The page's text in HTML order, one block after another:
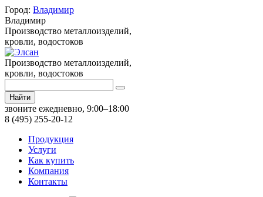
Город: Владимир
Владимир
Производство металлоизделий,
кровли, водостоков
Производство металлоизделий,
кровли, водостоков
Найти
звоните ежедневно, 9:00–18:00
8 (495) 255-20-12
Продукция
Услуги
Как купить
Компания
Контакты